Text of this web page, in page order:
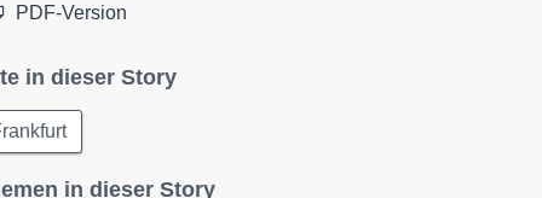
PDF-Version
in dieser Story
in dieser Story